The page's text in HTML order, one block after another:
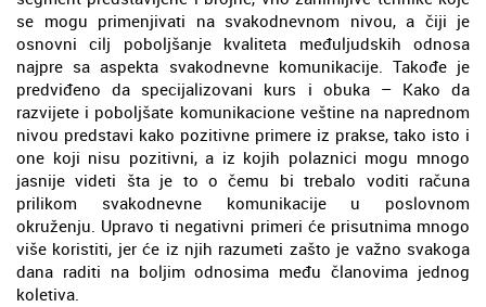
se mogu primenjivati na svakodnevnom nivou, a čiji je
osnovni cilj poboljšanje kvaliteta međuljudskih odnosa
najpre sa aspekta svakodnevne komunikacije. Takođe je
predviđeno da specijalizovani kurs i obuka – Kako da
razvijete i poboljšate komunikacione veštine na naprednom
nivou predstavi kako pozitivne primere iz prakse, tako isto i
one koji nisu pozitivni, a iz kojih polaznici mogu mnogo
jasnije videti šta je to o čemu bi trebalo voditi računa
prilikom svakodnevne komunikacije u poslovnom
okruženju. Upravo ti negativni primeri će prisutnima mnogo
više koristiti, jer će iz njih razumeti zašto je važno svakoga
dana raditi na boljim odnosima među članovima jednog
koletiva.